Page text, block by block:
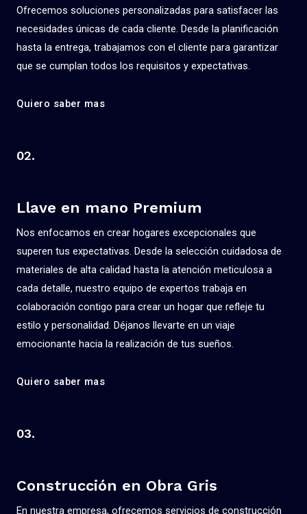
Ofrecemos soluciones personalizadas para satisfacer las
necesidades únicas de cada cliente. Desde la planificación
hasta la entrega, trabajamos con el cliente para garantizar
que se cumplan todos los requisitos y expectativas.
Quiero saber mas
02.
Llave en mano Premium
Nos enfocamos en crear hogares excepcionales que
superen tus expectativas. Desde la selección cuidadosa de
materiales de alta calidad hasta la atención meticulosa a
cada detalle, nuestro equipo de expertos trabaja en
colaboración contigo para crear un hogar que refleje tu
estilo y personalidad. Déjanos llevarte en un viaje
emocionante hacia la realización de tus sueños.
Quiero saber mas
03.
Construcción en Obra Gris
En nuestra empresa, ofrecemos servicios de construcción